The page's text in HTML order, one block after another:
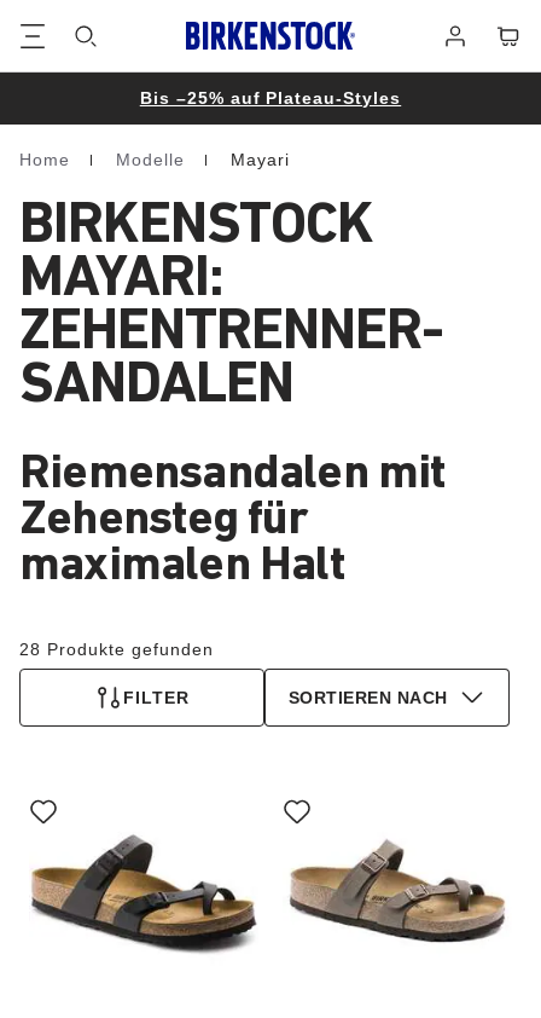
Bis –25% auf Plateau-Styles
Homepage
Home Modelle Mayari
BIRKENSTOCK
MAYARI:
ZEHENTRENNER-
SANDALEN
Riemensandalen mit
Zehensteg für
maximalen Halt
28 Produkte gefunden
FILTER SORTIEREN NACH
Anklicken
der
werden
die
Produktbilder
aktualisiert.
Anklicken
der
werden
die
Produktbilder
aktualisiert.